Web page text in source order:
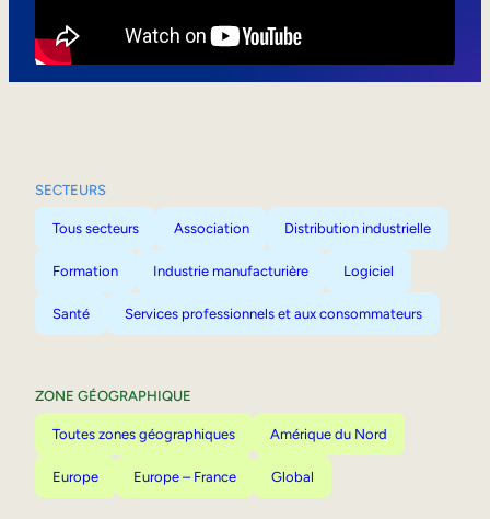
SECTEURS
Tous secteurs Association Distribution industrielle
Formation Industrie manufacturière Logiciel
Santé Services professionnels et aux consommateurs
ZONE GÉOGRAPHIQUE
Toutes zones géographiques Amérique du Nord
Europe Europe – France Global